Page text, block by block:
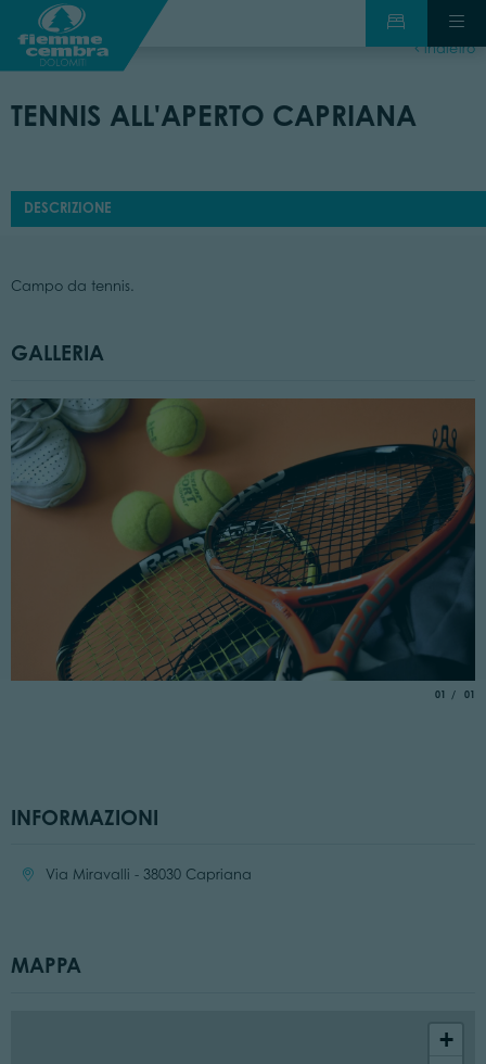
indietro
TENNIS ALL'APERTO CAPRIANA
DESCRIZIONE
Campo da tennis.
GALLERIA
01 di
01
INFORMAZIONI
Località:Via Miravalli - 38030 Capriana
MAPPA
+